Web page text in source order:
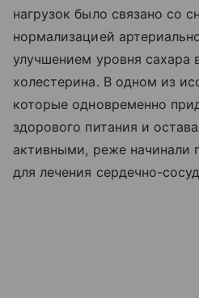
нагрузок было связано со
нормализацией
улучшением уровня сахара
холестерина. В одном из
которые одновременно
здорового питания и
активными, реже начинали
для лечения сердечно-